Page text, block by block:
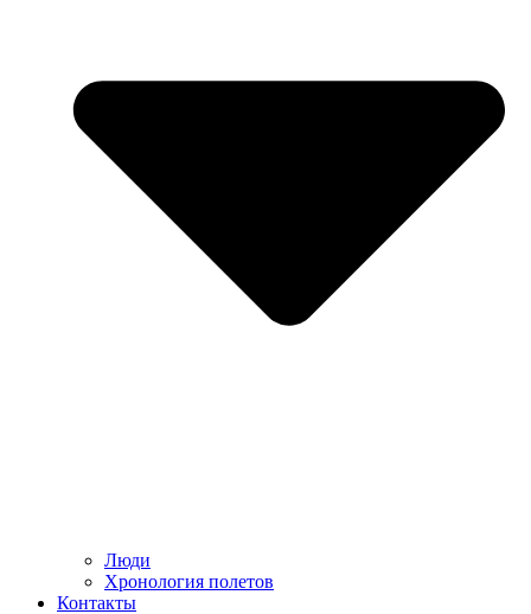
Люди
Хронология полетов
Контакты